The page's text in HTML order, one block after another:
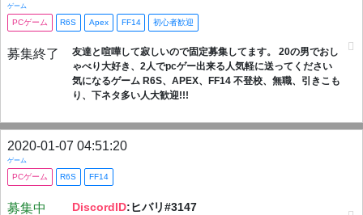
ゲーム
PCゲーム R6S Apex FF14 初心者歓迎
募集終了
友達と喧嘩して寂しいので固定募集してます。 20の男でおし
ゃべり大好き、2人でpcゲー出来る人気軽に送ってください
気になるゲーム R6S、APEX、FF14 不登校、無職、引きこも
り、下ネタ多い人大歓迎!!!
2020-01-07 04:51:20
ゲーム
PCゲーム R6S FF14
募集中 DiscordID:ヒバリ#3147